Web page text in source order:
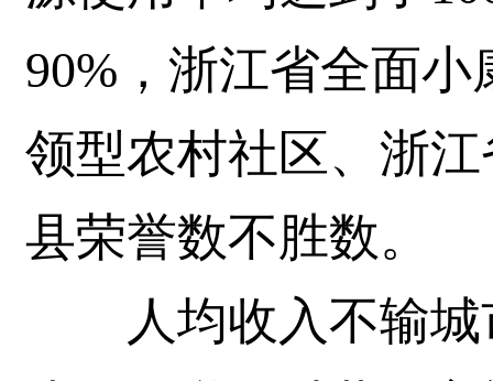
90%，浙江省全面
领型农村社区、浙
县荣誉数不胜数。
人均收入不输城